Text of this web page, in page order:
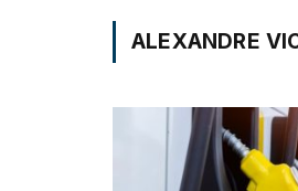
ALEXANDRE